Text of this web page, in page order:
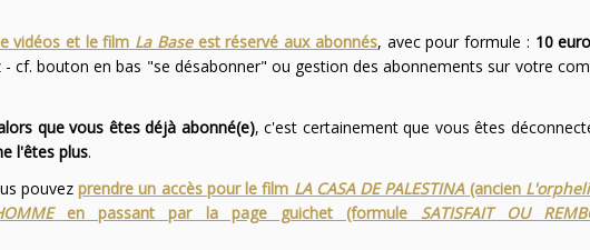
vidéos et le film La Baseest réservé aux abonnés, avec pour formule : 10
bouton en bas "se désabonner" ou gestion des abonnements sur votre
que vous êtes déjà abonné(e), c'est certainement que vous êtes
l'êtes plus.
pouvezprendre un accès pour le film LA CASA DE PALESTINA(ancien
en passant par la page guichet (formule SATISFAIT OU